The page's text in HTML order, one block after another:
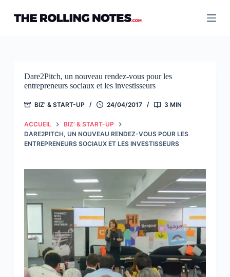
contenu
Dare2Pitch, un nouveau rendez-vous pour les
entrepreneurs sociaux et les investisseurs
BIZ' & START-UP 24/04/2017 3 MIN
ACCUEIL
BIZ' & START-UP
DARE2PITCH, UN NOUVEAU RENDEZ-VOUS POUR LES
ENTREPRENEURS SOCIAUX ET LES INVESTISSEURS